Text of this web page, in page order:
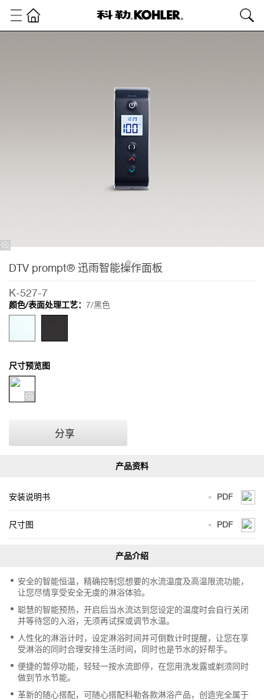
迅雨智能
DTV prompt® 迅雨智能操作面板
K-527-7
颜色/表面处理工艺： 7/黑色
尺寸预览图
分享
PDF
安装说明书
PDF
尺寸图
安全的智能恒温，精确控制您想要的水流温度及高温限流功能，
让您尽情享受安全无虞的淋浴体验。
聪慧的智能预热，开启后当水流达到您设定的温度时会自行关闭
并等待您的入浴，无须再试探或调节水温。
人性化的淋浴计时，设定淋浴时间并可倒数计时提醒，让您在享
受淋浴的同时合理安排生活时间，同时也是节水的好帮手。
便捷的暂停功能，轻轻一按水流即停，在您用洗发露或剃须同时
做到节水节能。
革新的随心搭配，可随心搭配科勒各款淋浴产品，创造完全属于